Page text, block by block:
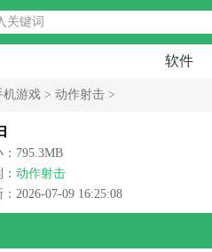
软件
机游戏 > 动作射击 >
：795.3MB
动作射击
：2026-07-09 16:25:08